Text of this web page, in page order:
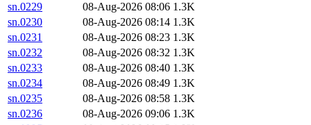
sn.0229
08-Aug-2026 08:06 1.3K
sn.0230
08-Aug-2026 08:14 1.3K
sn.0231
08-Aug-2026 08:23 1.3K
sn.0232
08-Aug-2026 08:32 1.3K
sn.0233
08-Aug-2026 08:40 1.3K
sn.0234
08-Aug-2026 08:49 1.3K
sn.0235
08-Aug-2026 08:58 1.3K
sn.0236
08-Aug-2026 09:06 1.3K